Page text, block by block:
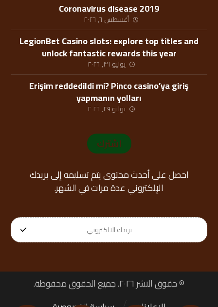
Coronavirus disease 2019
أغسطس ٦, ٢٠٢٦
LegionBet Casino slots: explore top titles and
unlock fantastic rewards this year
يوليو ٣١, ٢٠٢٦
Erişim reddedildi mi? Pinco casino’ya giriş
yapmanın yolları
يوليو ٢٩, ٢٠٢٦
اشترك
احصل على أحدث محتوى يتم تسليمه إلى بريدك
الإلكتروني عدة مرات في الشهر.
© حقوق النشر ٢٠٢٦. جميع الحقوق محفوظة.